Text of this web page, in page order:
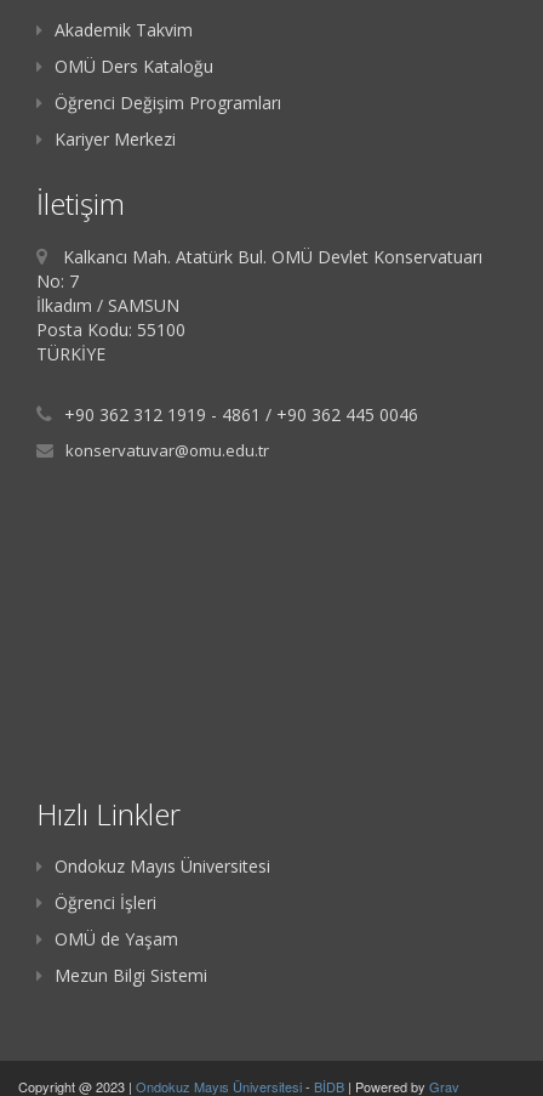
Akademik Takvim
OMÜ Ders Kataloğu
Öğrenci Değişim Programları
Kariyer Merkezi
İletişim
Kalkancı Mah. Atatürk Bul. OMÜ Devlet Konservatuarı
No: 7
İlkadım / SAMSUN
Posta Kodu: 55100
TÜRKİYE
+90 362 312 1919 - 4861 / +90 362 445 0046
konservatuvar@omu.edu.tr
Hızlı Linkler
Ondokuz Mayıs Üniversitesi
Öğrenci İşleri
OMÜ de Yaşam
Mezun Bilgi Sistemi
Copyright @ 2023 | Ondokuz Mayıs Üniversitesi- BİDB | Powered by Grav